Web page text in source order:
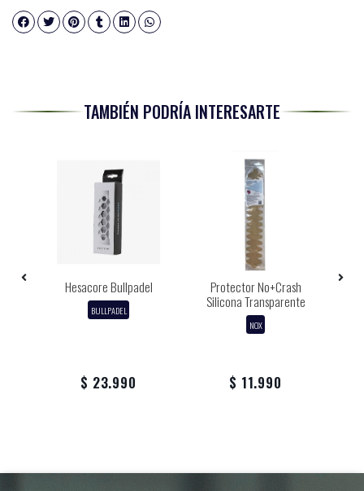
TAMBIÉN PODRÍA INTERESARTE
Hesacore Bullpadel
BULLPADEL
$ 23.990
Protector No+Crash
Silicona Transparente
NOX
$ 11.990